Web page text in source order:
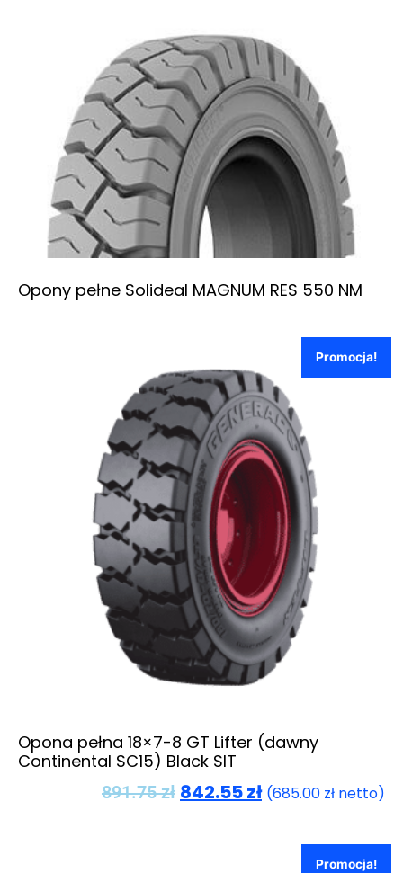
Opony pełne Solideal MAGNUM RES 550 NM
Promocja!
Opona pełna 18×7-8 GT Lifter (dawny
Continental SC15) Black SIT
891.75zł 842.55zł (685.00 zł netto)
Promocja!